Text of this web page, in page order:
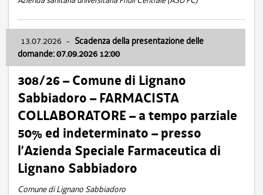
13.07.2026 - Scadenza della presentazione delle
domande: 07.09.2026 12:00
308/26 – Comune di Lignano
Sabbiadoro – FARMACISTA
COLLABORATORE – a tempo parziale
50% ed indeterminato – presso
l’Azienda Speciale Farmaceutica di
Lignano Sabbiadoro
Comune di Lignano Sabbiadoro